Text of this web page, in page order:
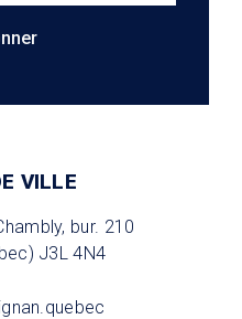
VILLE
bur. 210
J3L 4N4